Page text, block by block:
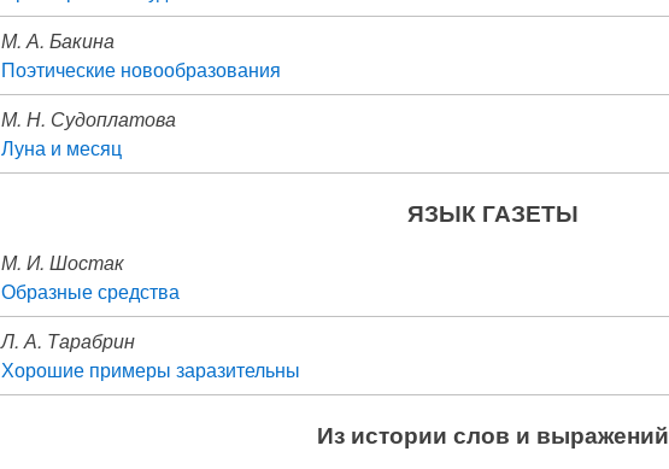
М. А. Бакина
Поэтические новообразования
М. Н. Судоплатова
Луна и месяц
ЯЗЫК ГАЗЕТЫ
М. И. Шостак
Образные средства
Л. А. Тарабрин
Хорошие примеры заразительны
Из истории слов и выражений